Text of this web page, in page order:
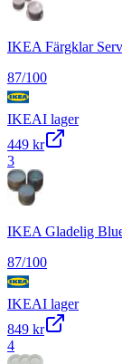
IKEA Färgklar
87/100
IKEAI lager
449 kr
3
IKEA Gladelig
87/100
IKEAI lager
849 kr
4